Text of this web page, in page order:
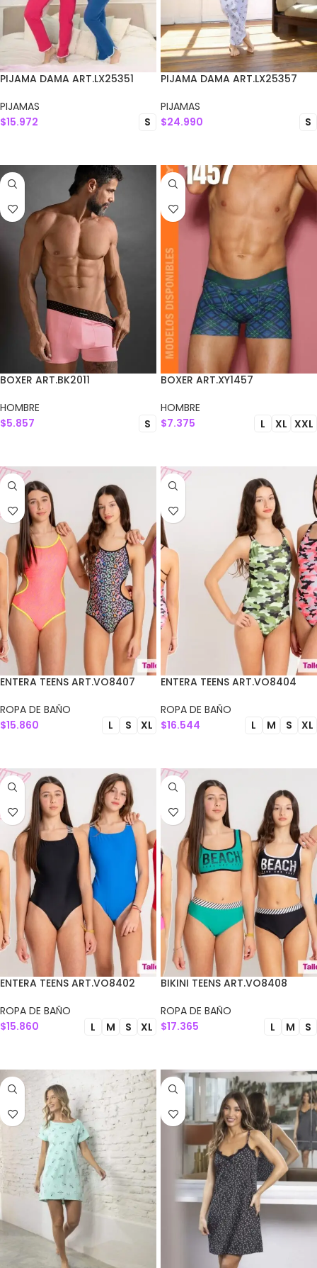
PIJAMA DAMA ART.LX25351
PIJAMAS
$15.972 S
PIJAMA DAMA ART.LX25357
PIJAMAS
$24.990 S
BOXER ART.BK2011
HOMBRE
$5.857 S
BOXER ART.XY1457
HOMBRE
$7.375 L XL XXL
ENTERA TEENS ART.VO8407
ROPA DE BAÑO
$15.860 L S XL
ENTERA TEENS ART.VO8404
ROPA DE BAÑO
$16.544 L M S XL
ENTERA TEENS ART.VO8402
ROPA DE BAÑO
$15.860 L M S XL
BIKINI TEENS ART.VO8408
ROPA DE BAÑO
$17.365 L M S